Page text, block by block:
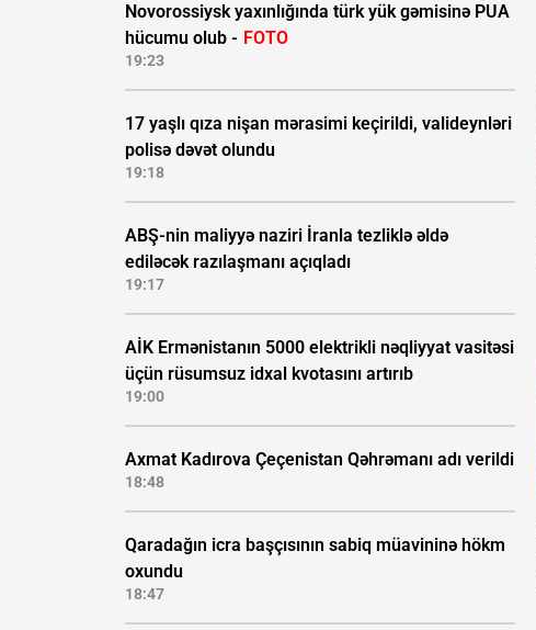
Novorossiysk yaxınlığında türk yük gəmisinə PUA
hücumu olub - FOTO
19:23
17 yaşlı qıza nişan mərasimi keçirildi, valideynləri
polisə dəvət olundu
19:18
ABŞ-nin maliyyə naziri İranla tezliklə əldə
ediləcək razılaşmanı açıqladı
19:17
AİK Ermənistanın 5000 elektrikli nəqliyyat vasitəsi
üçün rüsumsuz idxal kvotasını artırıb
19:00
Axmat Kadırova Çeçenistan Qəhrəmanı adı verildi
18:48
Qaradağın icra başçısının sabiq müavininə hökm
oxundu
18:47